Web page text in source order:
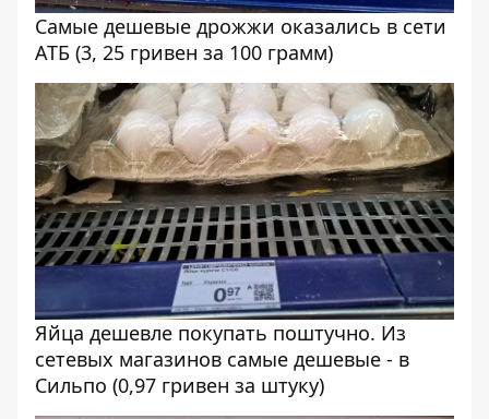
Самые дешевые дрожжи оказались в сети
АТБ (3, 25 гривен за 100 грамм)
Яйца дешевле покупать поштучно. Из
сетевых магазинов самые дешевые - в
Сильпо (0,97 гривен за штуку)